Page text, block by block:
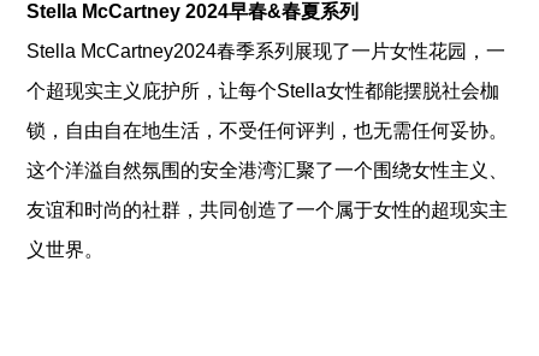
Stella McCartney 2024早春&春夏系列
Stella McCartney2024春季系列展现了一片女性花园，一
个超现实主义庇护所，让每个Stella女性都能摆脱社会枷
锁，自由自在地生活，不受任何评判，也无需任何妥协。
这个洋溢自然氛围的安全港湾汇聚了一个围绕女性主义、
友谊和时尚的社群，共同创造了一个属于女性的超现实主
义世界。